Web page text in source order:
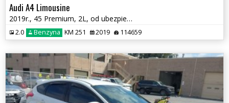
Audi A4 Limousine
2019r., 45 Premium, 2L, od ubezpieczalni
2.0 Benzyna KM 251 2019 114659